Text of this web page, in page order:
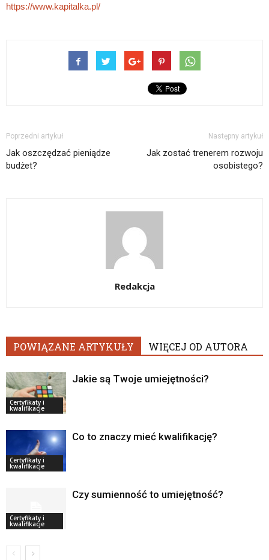
https://www.kapitalka.pl/
Poprzedni artykuł
Jak oszczędzać pieniądze
budżet?
Następny artykuł
Jak zostać trenerem rozwoju
osobistego?
Redakcja
POWIĄZANE ARTYKUŁY WIĘCEJ OD AUTORA
Certyfikaty i
kwalifikacje
Jakie są Twoje umiejętności?
Certyfikaty i
kwalifikacje
Co to znaczy mieć kwalifikację?
Certyfikaty i
kwalifikacje
Czy sumienność to umiejętność?